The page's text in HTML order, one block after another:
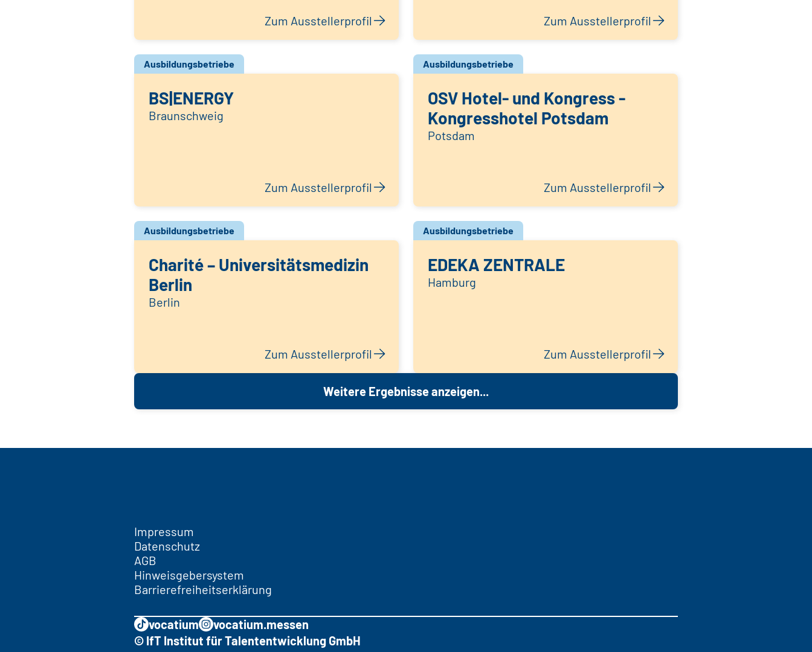
Zum Ausstellerprofil Zum Ausstellerprofil
Ausbildungsbetriebe
BS|ENERGY
Braunschweig
Zum Ausstellerprofil
Ausbildungsbetriebe
OSV Hotel- und Kongress -
Kongresshotel Potsdam
Potsdam
Zum Ausstellerprofil
Ausbildungsbetriebe
Charité – Universitätsmedizin
Berlin
Berlin
Zum Ausstellerprofil
Ausbildungsbetriebe
EDEKA ZENTRALE
Hamburg
Zum Ausstellerprofil
Weitere Ergebnisse anzeigen...
Impressum
Datenschutz
AGB
Hinweisgebersystem
Barrierefreiheitserklärung
vocatium
vocatium.messen
© IfT Institut für Talententwicklung GmbH